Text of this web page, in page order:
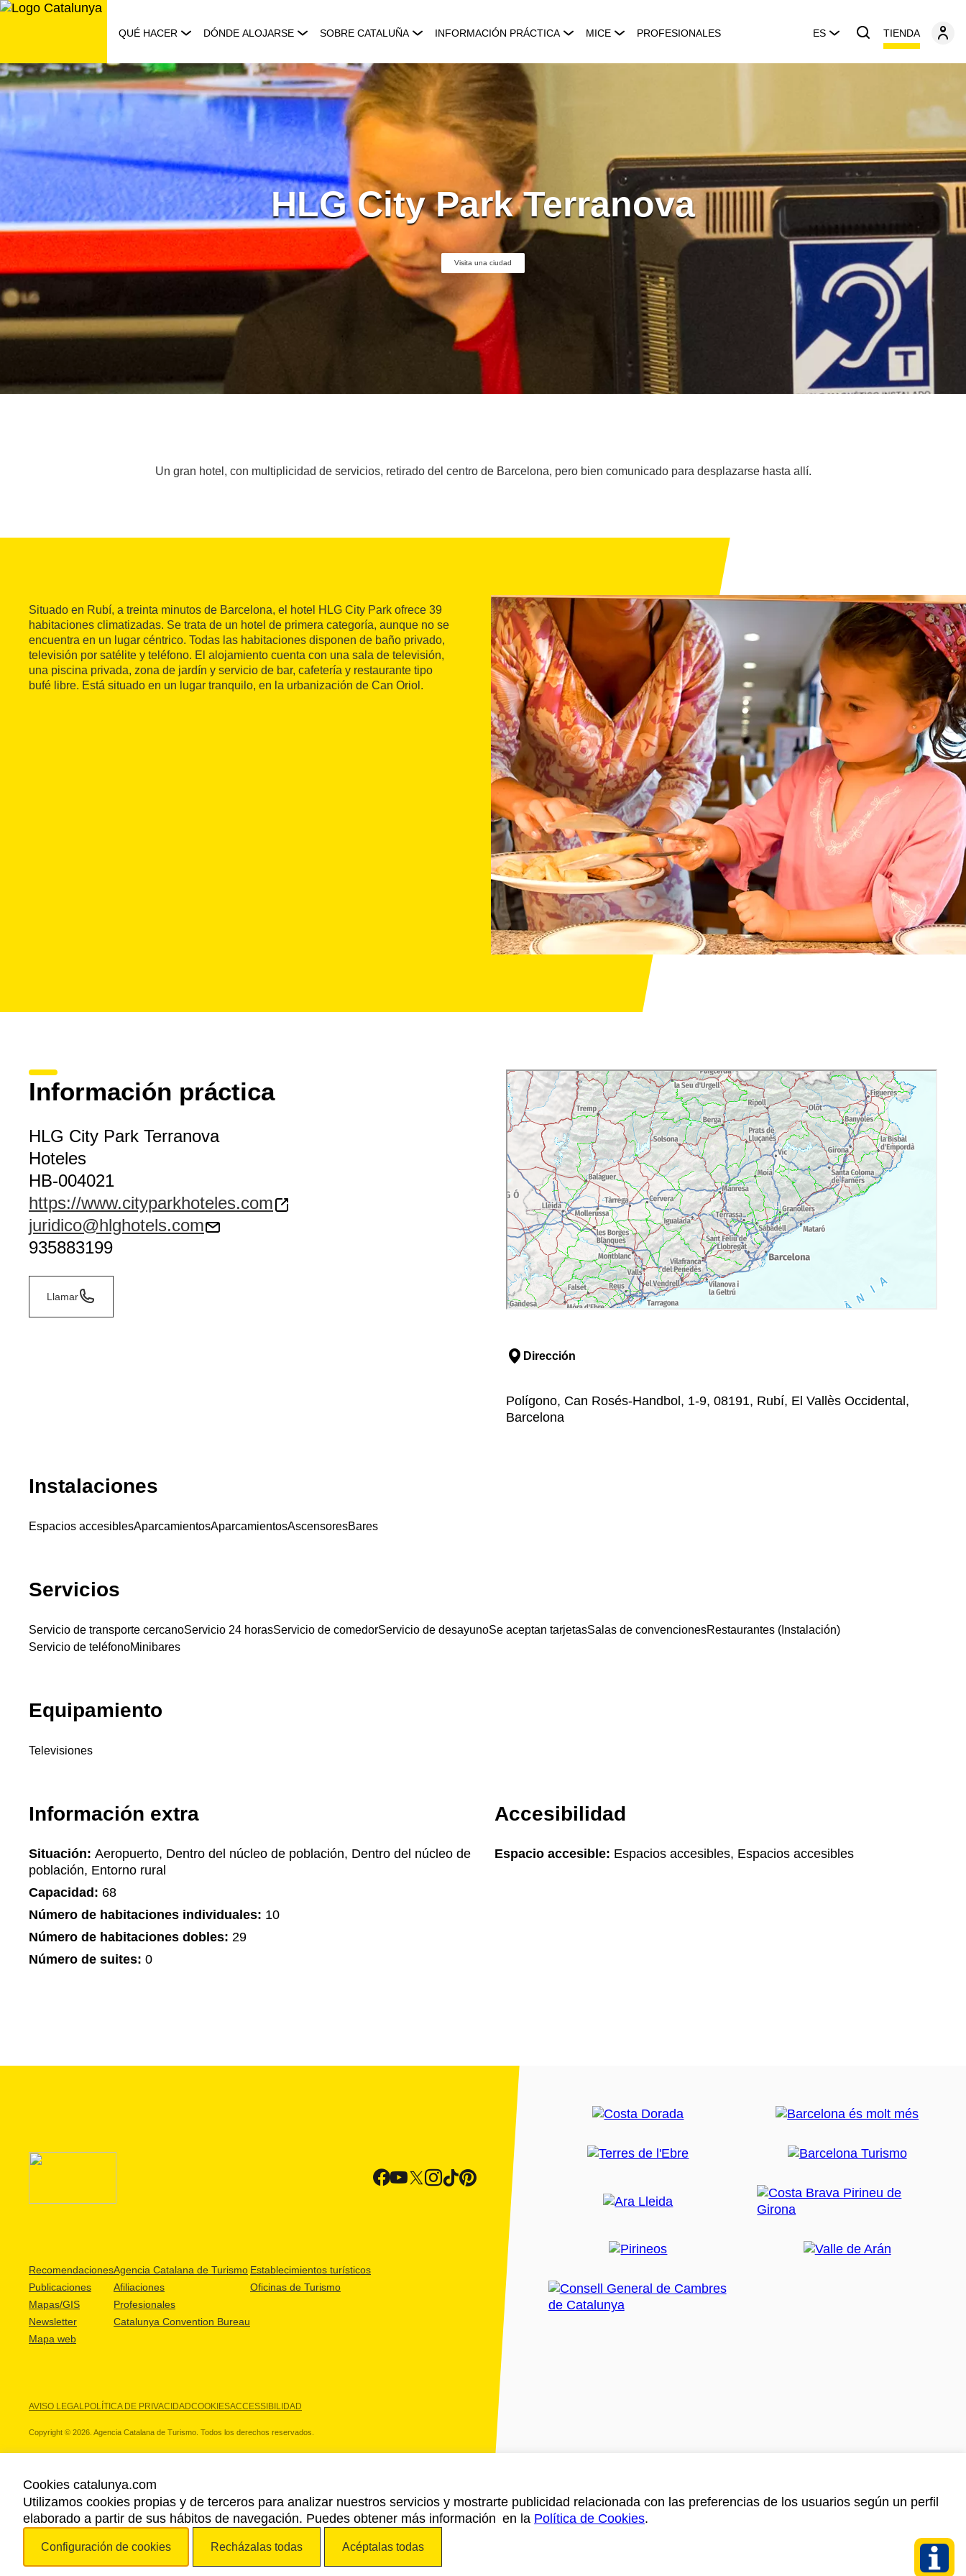
Saltar
QUÉ HACER DÓNDE ALOJARSE SOBRE CATALUÑA INFORMACIÓN PRÁCTICA MICE PROFESIONALES ES TIENDA
HLG City Park Terranova
Visita una ciudad
Un gran hotel, con multiplicidad de servicios, retirado del centro de Barcelona, pero bien comunicado para desplazarse hasta allí.
Situado en Rubí, a treinta minutos de Barcelona, el hotel HLG City Park ofrece 39
habitaciones climatizadas. Se trata de un hotel de primera categoría, aunque no se
encuentra en un lugar céntrico. Todas las habitaciones disponen de baño privado,
televisión por satélite y teléfono. El alojamiento cuenta con una sala de televisión,
una piscina privada, zona de jardín y servicio de bar, cafetería y restaurante tipo
bufé libre. Está situado en un lugar tranquilo, en la urbanización de Can Oriol.
Información práctica
HLG City Park Terranova
Hoteles
HB-004021
https://www.cityparkhoteles.com
juridico@hlghotels.com
935883199
Llamar
Dirección
Polígono, Can Rosés-Handbol, 1-9, 08191, Rubí, El Vallès Occidental,
Barcelona
Instalaciones
Espacios accesiblesAparcamientosAparcamientosAscensoresBares
Servicios
Servicio de transporte cercanoServicio 24 horasServicio de comedorServicio de desayunoSe aceptan tarjetasSalas de convencionesRestaurantes (Instalación)
Servicio de teléfonoMinibares
Equipamiento
Televisiones
Información extra
Situación: Aeropuerto, Dentro del núcleo de población, Dentro del núcleo de
población, Entorno rural
Capacidad: 68
Número de habitaciones individuales: 10
Número de habitaciones dobles: 29
Número de suites: 0
Accesibilidad
Espacio accesible: Espacios accesibles, Espacios accesibles
Recomendaciones
Publicaciones
Mapas/GIS
Newsletter
Mapa web
Agencia Catalana de Turismo
Afiliaciones
Profesionales
Catalunya Convention Bureau
Establecimientos turísticos
Oficinas de Turismo
AVISO LEGALPOLÍTICA DE PRIVACIDADCOOKIESACCESSIBILIDAD
Copyright © 2026. Agencia Catalana de Turismo. Todos los derechos reservados.
NUESTROS PARTNERS
Cookies catalunya.com
Utilizamos cookies propias y de terceros para analizar nuestros servicios y mostrarte publicidad relacionada con las preferencias de los usuarios según un perfil
elaborado a partir de sus hábitos de navegación. Puedes obtener más información en la Política de Cookies.
Configuración de cookies Recházalas todas Acéptalas todas